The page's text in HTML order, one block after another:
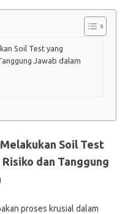
Soil Test yang
Jawab dalam
Soil Test
dan Tanggung
proses krusial dalam